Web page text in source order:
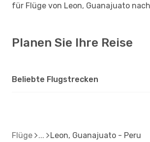
für Flüge von Leon, Guanajuato
Planen Sie Ihre Reise
Beliebte Flugstrecken
Flüge Leon, Guanajuato - Peru